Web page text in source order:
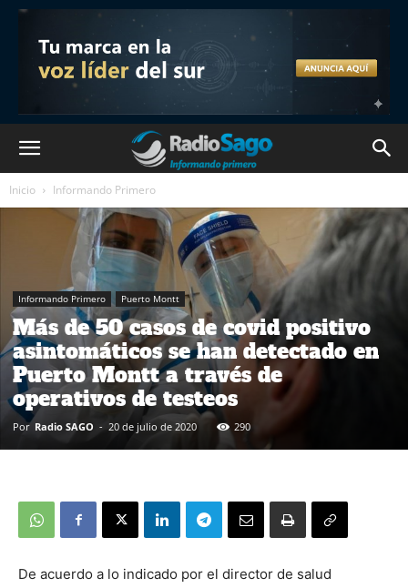
Inicio Informando Primero
Informando Primero Puerto Montt
Más de 50 casos de covid positivo
asintomáticos se han detectado en
Puerto Montt a través de
operativos de testeos
Por Radio SAGO - 20 de julio de 2020 290
De acuerdo a lo indicado por el director de salud